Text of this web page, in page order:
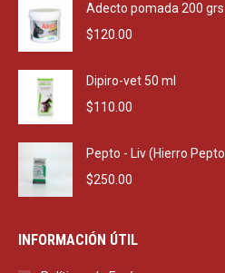
Adecto pomada 200 grs
$120.00
Dipiro-vet 50 ml
$110.00
Pepto - Liv (Hierro
$250.00
INFORMACIÓN ÚTIL